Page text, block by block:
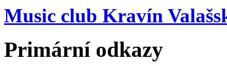
Music club Kravín
Primární odkazy